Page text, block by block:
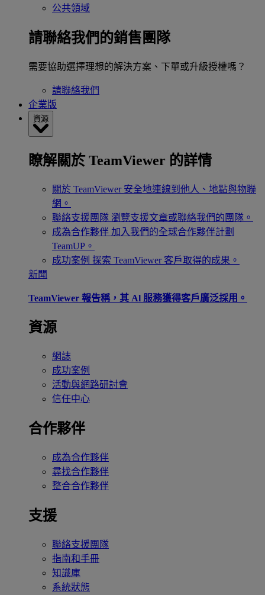
公共領域
請聯絡我們的銷售團隊
需要協助選擇理想的解決方案、下單或升級授權嗎？
請聯絡我們
企業版
資源
瞭解關於 TeamViewer 的詳情
關於 TeamViewer 安全地連線到他人、地點與物聯
網。
聯絡支援團隊 瀏覽支援文章或聯絡我們的團隊。
成為合作夥伴 加入我們的全球合作夥伴計劃
TeamUP。
成功案例 探索 TeamViewer 客戶取得的成果。
新聞
TeamViewer 報告稱，其 Al 服務獲得客戶廣泛採用。
資源
網誌
成功案例
活動與網路研討會
信任中心
合作夥伴
成為合作夥伴
尋找合作夥伴
整合合作夥伴
支援
聯絡支援團隊
指南和手冊
知識庫
系統狀態